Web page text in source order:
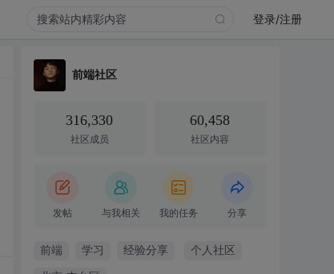
登录/注册
前端社区
316,330
社区成员
60,458
社区内容
发帖 与我相关 我的任务 分享
前端 学习 经验分享 个人社区